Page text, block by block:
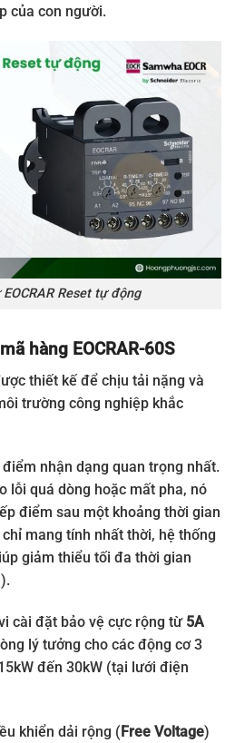
của con người.
Reset tự động
hàng EOCRAR-60S
thiết kế để chịu tải nặng và
trường công nghiệp khắc
nhận dạng quan trọng nhất.
lỗi quá dòng hoặc mất pha, nó
điểm sau một khoảng thời gian
mang tính nhất thời, hệ thống
giảm thiểu tối đa thời gian
cài đặt bảo vệ cực rộng từ 5A
lý tưởng cho các động cơ 3
đến 30kW (tại lưới điện
khiển dải rộng (Free Voltage)